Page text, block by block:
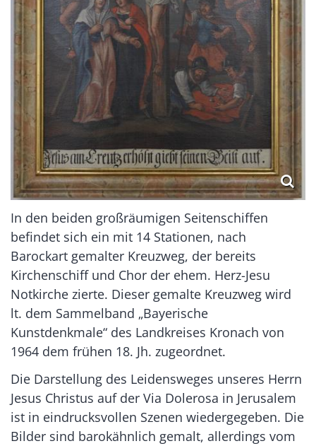
In den beiden großräumigen Seitenschiffen
befindet sich ein mit 14 Stationen, nach
Barockart gemalter Kreuzweg, der bereits
Kirchenschiff und Chor der ehem. Herz-Jesu
Notkirche zierte. Dieser gemalte Kreuzweg wird
lt. dem Sammelband „Bayerische
Kunstdenkmale“ des Landkreises Kronach von
1964 dem frühen 18. Jh. zugeordnet.
Die Darstellung des Leidensweges unseres Herrn
Jesus Christus auf der Via Dolerosa in Jerusalem
ist in eindrucksvollen Szenen wiedergegeben. Die
Bilder sind barokähnlich gemalt, allerdings vom